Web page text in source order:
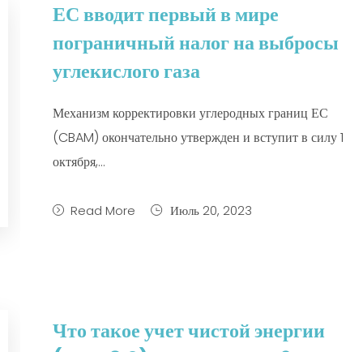
ЕС вводит первый в мире
пограничный налог на выбросы
углекислого газа
Механизм корректировки углеродных границ ЕС
(CBAM) окончательно утвержден и вступит в силу 1
октября,...
Read More Июль 20, 2023
Что такое учет чистой энергии